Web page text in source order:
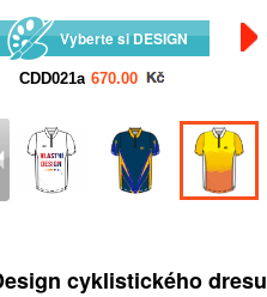
Vyberte si DESIGN
cyklistického dresu